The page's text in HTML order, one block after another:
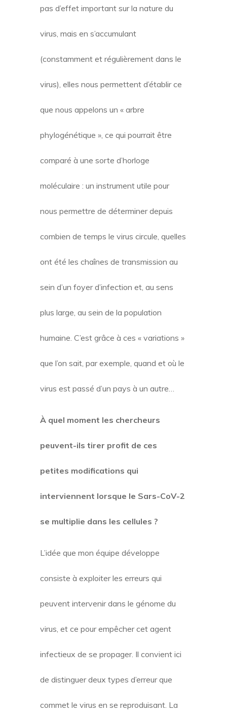
pas d’effet important sur la nature du
virus, mais en s’accumulant
(constamment et régulièrement dans le
virus), elles nous permettent d’établir ce
que nous appelons un « arbre
phylogénétique », ce qui pourrait être
comparé à une sorte d’horloge
moléculaire : un instrument utile pour
nous permettre de déterminer depuis
combien de temps le virus circule, quelles
ont été les chaînes de transmission au
sein d’un foyer d’infection et, au sens
plus large, au sein de la population
humaine. C’est grâce à ces « variations »
que l’on sait, par exemple, quand et où le
virus est passé d’un pays à un autre…
À quel moment les chercheurs
peuvent-ils tirer profit de ces
petites modifications qui
interviennent lorsque le Sars-CoV-2
se multiplie dans les cellules ?
L’idée que mon équipe développe
consiste à exploiter les erreurs qui
peuvent intervenir dans le génome du
virus, et ce pour empêcher cet agent
infectieux de se propager. Il convient ici
de distinguer deux types d’erreur que
commet le virus en se reproduisant. La